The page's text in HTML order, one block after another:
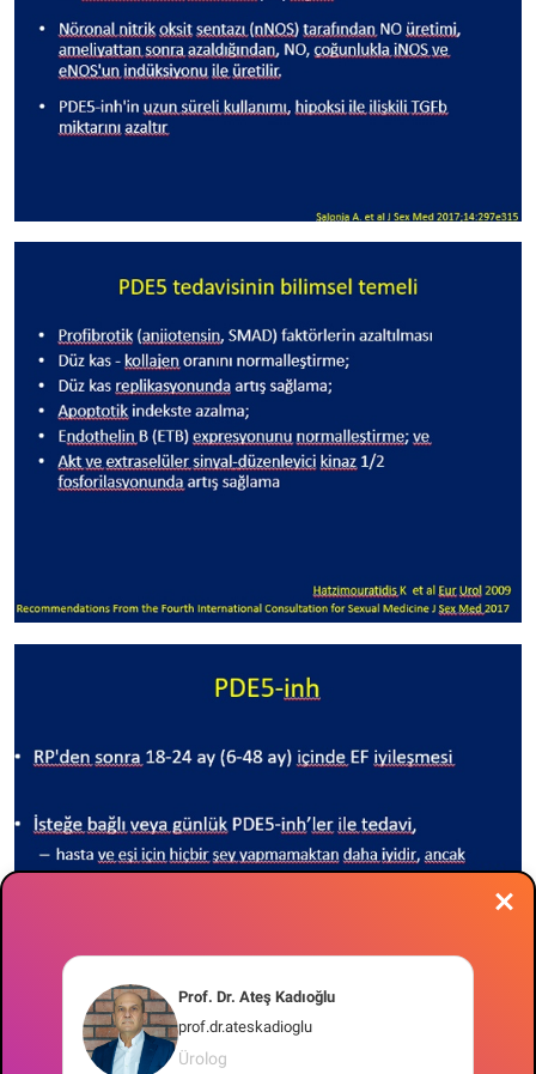
Prof. Dr. Ateş Kadıoğlu
prof.dr.ateskadioglu
Ürolog